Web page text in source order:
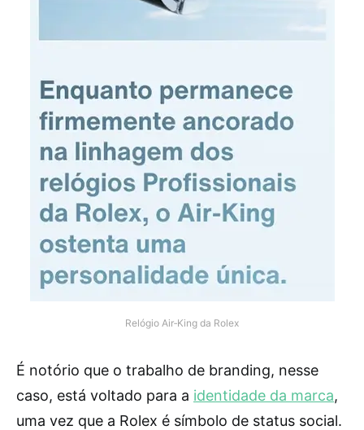
Relógio Air‑King da Rolex
É notório que o trabalho de branding, nesse
caso, está voltado para a identidade da marca,
uma vez que a Rolex é símbolo de status social.